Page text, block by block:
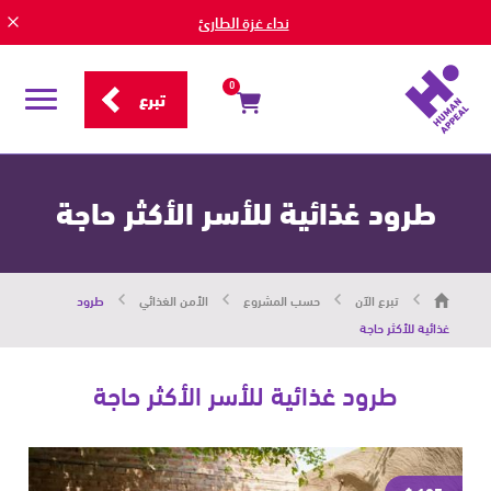
نداء غزة الطارئ
0 تبرع
قائمة
طرود غذائية للأسر الأكثر حاجة
هيومان
أبيل
|
حاضرون
من
تبرع الآن حسب المشروع الأمن الغذائي
طرود
غذائية للأكثر حاجة
طرود غذائية للأسر الأكثر حاجة